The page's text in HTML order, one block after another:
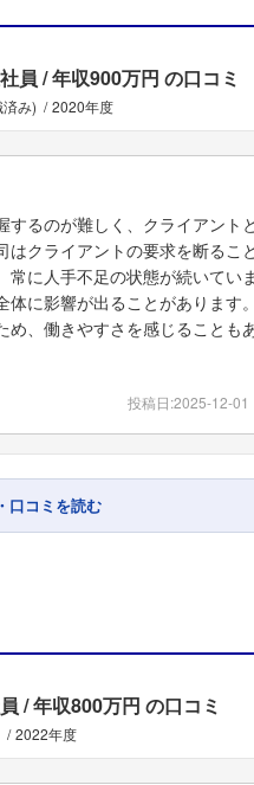
員 年収900万円 の口コミ
み) 2020年度
るのが難しく、クライアント
クライアントの要求を断るこ
に人手不足の状態が続いてい
に影響が出ることがあります
、働きやすさを感じることも
投稿日:2025-12-01
口コミを読む
年収800万円 の口コミ
2022年度